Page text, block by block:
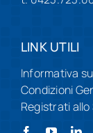
LINK UTILI
Informativa
Condizioni
Registrati allo